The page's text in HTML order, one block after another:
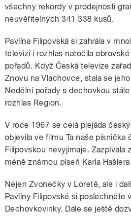
všechny rekordy v prodejnosti
neuvěřitelných 341 338 kusů.
Pavlína Filipovská si zahrála v
televizi i rozhlas natočila
pořadů. Když Česká televize
Znovu na Vlachovce, stala se
Nedělní pořady s dechovkou
rozhlas Region.
V roce 1967 se celá plejáda
objevila ve filmu Ta naše písnička
Filipovskou nevyjímaje. Zazpívala
méně známou píseň Karla
Nejen Zvonečky v Loretě, ale i
Pavlíny Filipovské si poslechněte
Dechovkovinky. Dále se ještě